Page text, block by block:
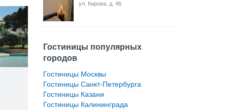
ул. Кирова, д. 46
Гостиницы популярных
городов
Гостиницы Москвы
Гостиницы Санкт-Петербурга
Гостиницы Казани
Гостиницы Калининграда